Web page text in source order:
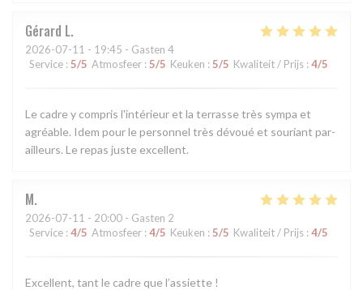
Gérard L
2026-07-11 - 19:45 - Gasten 4
Service : 5/5 Atmosfeer : 5/5 Keuken : 5/5 Kwaliteit / Prijs : 4/5
Le cadre y compris l'intérieur et la terrasse très sympa et
agréable. Idem pour le personnel très dévoué et souriant par-
ailleurs. Le repas juste excellent.
M
2026-07-11 - 20:00 - Gasten 2
Service : 4/5 Atmosfeer : 4/5 Keuken : 5/5 Kwaliteit / Prijs : 4/5
Excellent, tant le cadre que l’assiette !